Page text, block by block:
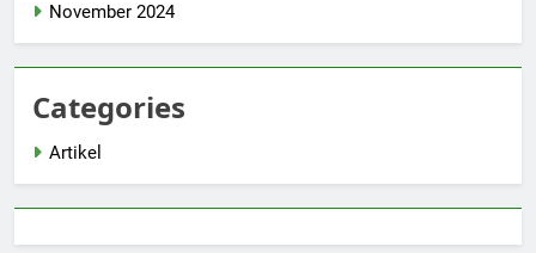
November 2024
Categories
Artikel